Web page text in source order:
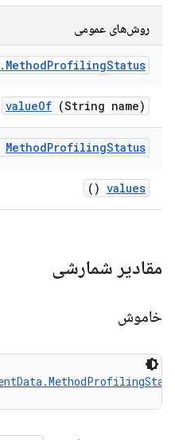
روش‌های عمومی
. MethodProfilingStatus
valueOf (String name)
MethodProfilingStatus[]
values
()
مقادیر شمارشی
خاموش